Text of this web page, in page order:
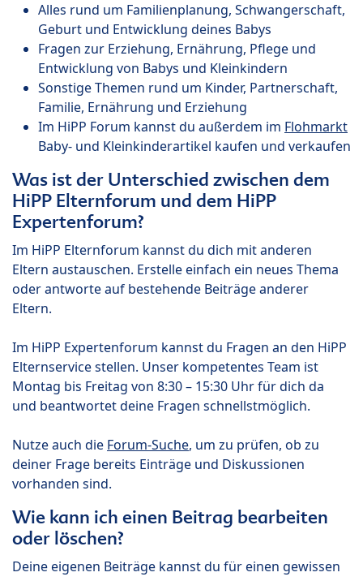
Alles rund um Familienplanung, Schwangerschaft,
Geburt und Entwicklung deines Babys
Fragen zur Erziehung, Ernährung, Pflege und
Entwicklung von Babys und Kleinkindern
Sonstige Themen rund um Kinder, Partnerschaft,
Familie, Ernährung und Erziehung
Im HiPP Forum kannst du außerdem im Flohmarkt
Baby- und Kleinkinderartikel kaufen und verkaufen
Was ist der Unterschied zwischen dem
HiPP Elternforum und dem HiPP
Expertenforum?
Im HiPP Elternforum kannst du dich mit anderen
Eltern austauschen. Erstelle einfach ein neues Thema
oder antworte auf bestehende Beiträge anderer
Eltern.
Im HiPP Expertenforum kannst du Fragen an den HiPP
Elternservice stellen. Unser kompetentes Team ist
Montag bis Freitag von 8:30 – 15:30 Uhr für dich da
und beantwortet deine Fragen schnellstmöglich.
Nutze auch die Forum-Suche, um zu prüfen, ob zu
deiner Frage bereits Einträge und Diskussionen
vorhanden sind.
Wie kann ich einen Beitrag bearbeiten
oder löschen?
Deine eigenen Beiträge kannst du für einen gewissen